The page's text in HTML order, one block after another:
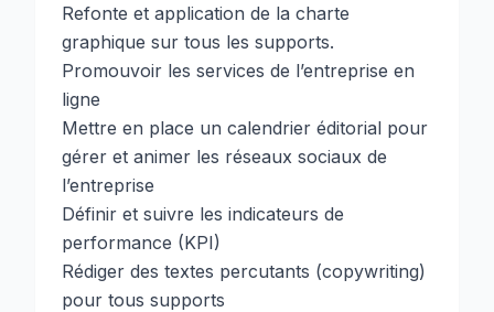
Refonte et application de la charte
graphique sur tous les supports.
Promouvoir les services de l’entreprise en
ligne
Mettre en place un calendrier éditorial pour
gérer et animer les réseaux sociaux de
l’entreprise
Définir et suivre les indicateurs de
performance (KPI)
Rédiger des textes percutants (copywriting)
pour tous supports